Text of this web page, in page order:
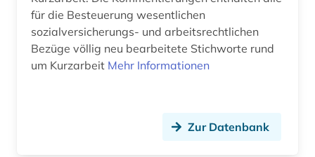
bande (1)
bandenkriminalität (1)
bankenaufsichtsrecht (1)
für die Besteuerung wesentlichen
sozialversicherungs- und arbeitsrechtlichen
Bezüge völlig neu bearbeitete Stichworte rund
um Kurzarbeit Mehr Informationen
Zur Datenbank